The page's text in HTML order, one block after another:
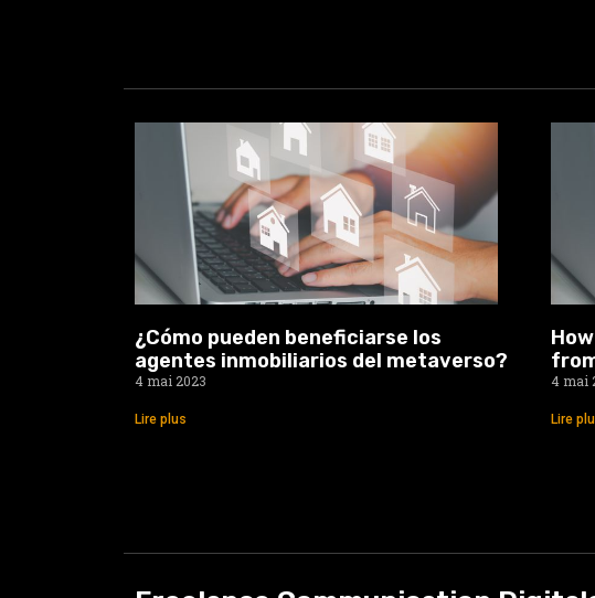
¿Cómo pueden beneficiarse los
agentes inmobiliarios del metaverso?
4 mai 2023
Lire plus
4 mai
Lire